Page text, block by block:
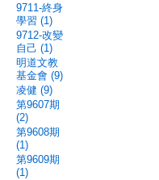
9711-終身
學習 (1)
9712-改變
自己 (1)
明道文教
基金會 (9)
凌健 (9)
第9607期
(2)
第9608期
(1)
第9609期
(1)